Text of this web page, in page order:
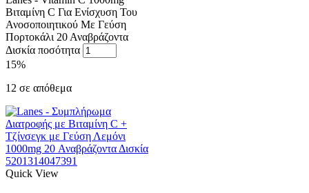
Βιταμίνη C Για Ενίσχυση Του
Ανοσοποιητικού Με Γεύση
Πορτοκάλι 20 Αναβράζοντα
Δισκία ποσότητα
15%
12 σε απόθεμα
5201314047391
Quick View